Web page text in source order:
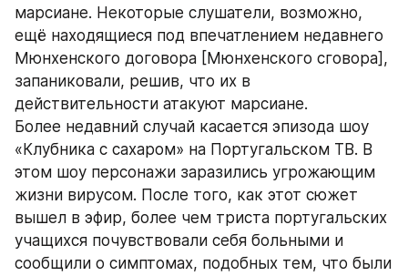
марсиане. Некоторые слушатели, возможно,
ещё находящиеся под впечатлением недавнего
Мюнхенского договора [Мюнхенского сговора],
запаниковали, решив, что их в
действительности атакуют марсиане.
Более недавний случай касается эпизода шоу
«Клубника с сахаром» на Португальском ТВ. В
этом шоу персонажи заразились угрожающим
жизни вирусом. После того, как этот сюжет
вышел в эфир, более чем триста португальских
учащихся почувствовали себя больными и
сообщили о симптомах, подобных тем, что были